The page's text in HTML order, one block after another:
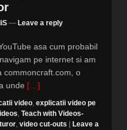
— Leave a reply
asa cum probabil
pe internet si am
commoncraft.com, o
unde […]
video, explicatii video pe
, Teach with Videos-
, video cut-outs
Leave a